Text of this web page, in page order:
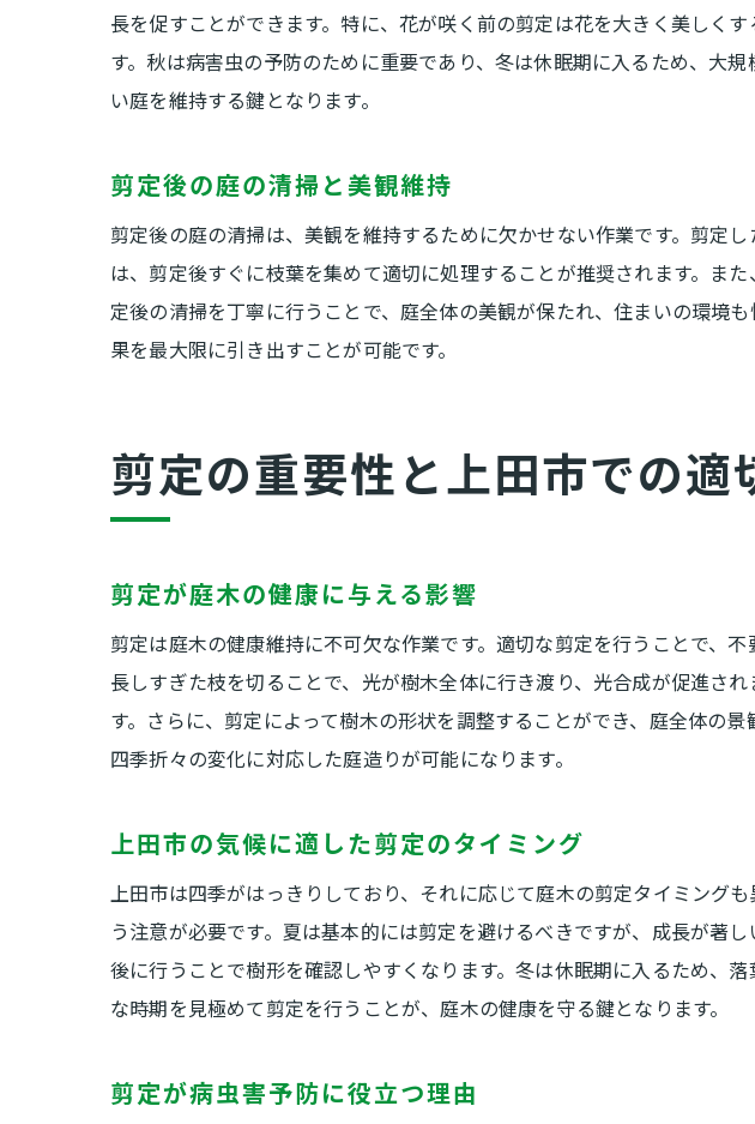
剪定作業中
上田市の気
剪定で庭木
剪定後の枝処理
剪定後の枝
剪定した枝
庭木の剪定
夏の剪定で
秋の剪定で
長を促すことができます。特に、花が咲く前の剪定は花を大きく美しく
す。秋は病害虫の予防のために重要であり、冬は休眠期に入るため、大
い庭を維持する鍵となります。
剪定後の庭の清掃と美観維持
剪定後の庭の清掃は、美観を維持するために欠かせない作業です。剪定
は、剪定後すぐに枝葉を集めて適切に処理することが推奨されます。ま
定後の清掃を丁寧に行うことで、庭全体の美観が保たれ、住まいの環境
果を最大限に引き出すことが可能です。
剪定の重要性と上田市での適
剪定が庭木の健康に与える影響
剪定は庭木の健康維持に不可欠な作業です。適切な剪定を行うことで、
長しすぎた枝を切ることで、光が樹木全体に行き渡り、光合成が促進さ
す。さらに、剪定によって樹木の形状を調整することができ、庭全体の
四季折々の変化に対応した庭造りが可能になります。
上田市の気候に適した剪定のタイミング
上田市は四季がはっきりしており、それに応じて庭木の剪定タイミング
う注意が必要です。夏は基本的には剪定を避けるべきですが、成長が著
後に行うことで樹形を確認しやすくなります。冬は休眠期に入るため、
な時期を見極めて剪定を行うことが、庭木の健康を守る鍵となります。
剪定が病虫害予防に役立つ理由